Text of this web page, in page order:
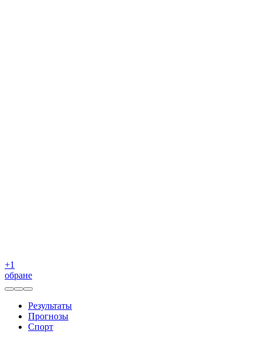
+1
обране
Результаты
Прогнозы
Спорт